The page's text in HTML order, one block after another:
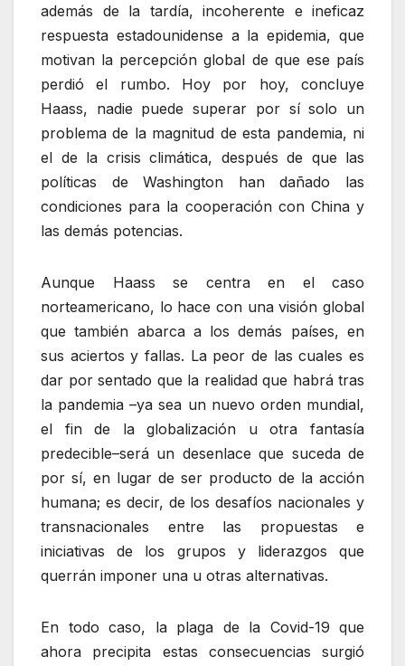
además de la tardía, incoherente e ineficaz
respuesta estadounidense a la epidemia, que
motivan la percepción global de que ese país
perdió el rumbo. Hoy por hoy, concluye
Haass, nadie puede superar por sí solo un
problema de la magnitud de esta pandemia, ni
el de la crisis climática, después de que las
políticas de Washington han dañado las
condiciones para la cooperación con China y
las demás potencias.
Aunque Haass se centra en el caso
norteamericano, lo hace con una visión global
que también abarca a los demás países, en
sus aciertos y fallas. La peor de las cuales es
dar por sentado que la realidad que habrá tras
la pandemia –ya sea un nuevo orden mundial,
el fin de la globalización u otra fantasía
predecible–será un desenlace que suceda de
por sí, en lugar de ser producto de la acción
humana; es decir, de los desafíos nacionales y
transnacionales entre las propuestas e
iniciativas de los grupos y liderazgos que
querrán imponer una u otras alternativas.
En todo caso, la plaga de la Covid-19 que
ahora precipita estas consecuencias surgió